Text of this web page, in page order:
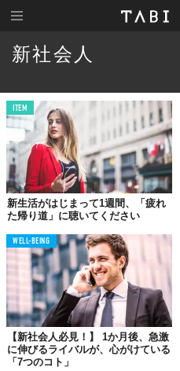
新社会人
ITEM
新生活がはじまって1週間、「疲れ
た帰り道」に聴いてください
WELL-BEING
【新社会人必見！】 1か月後、急激
に伸びるライバルが、心がけている
「7つのコト」